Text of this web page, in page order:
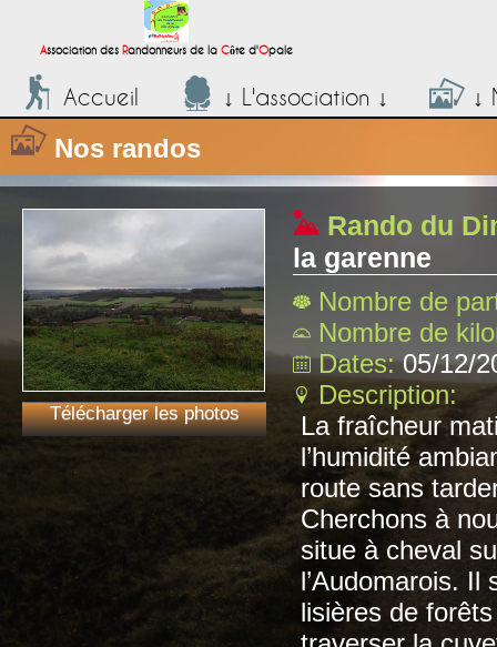
Association des Randonneurs de la Côte d'Opale
Accueil ↓ L'association ↓ ↓
Nos randos
Télécharger les photos
Rando du
la garenne
Nombre de
Nombre de
Dates:05/12/
Description:
La fraîcheur
l’humidité
route sans
Cherchons à
situe à cheval
l’Audomarois.
lisières de